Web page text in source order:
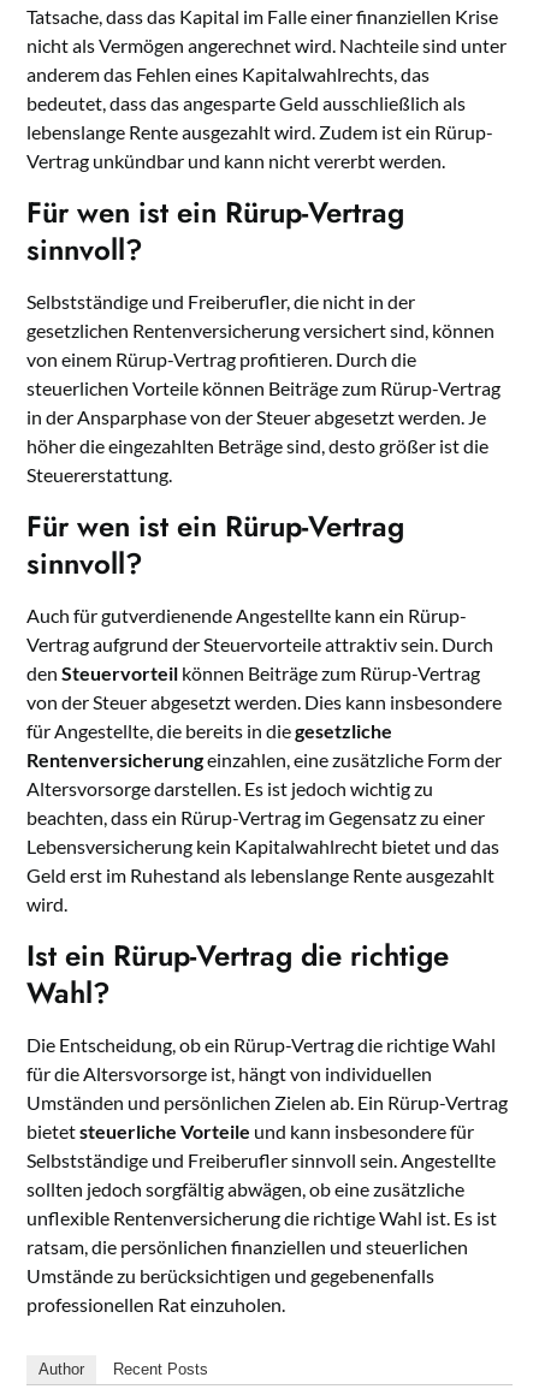
Tatsache, dass das Kapital im Falle einer finanziellen Krise
nicht als Vermögen angerechnet wird. Nachteile sind unter
anderem das Fehlen eines Kapitalwahlrechts, das
bedeutet, dass das angesparte Geld ausschließlich als
lebenslange Rente ausgezahlt wird. Zudem ist ein Rürup-
Vertrag unkündbar und kann nicht vererbt werden.
Für wen ist ein Rürup-Vertrag
sinnvoll?
Selbstständige und Freiberufler, die nicht in der
gesetzlichen Rentenversicherung versichert sind, können
von einem Rürup-Vertrag profitieren. Durch die
steuerlichen Vorteile können Beiträge zum Rürup-Vertrag
in der Ansparphase von der Steuer abgesetzt werden. Je
höher die eingezahlten Beträge sind, desto größer ist die
Steuererstattung.
Für wen ist ein Rürup-Vertrag
sinnvoll?
Auch für gutverdienende Angestellte kann ein Rürup-
Vertrag aufgrund der Steuervorteile attraktiv sein. Durch
denSteuervorteil können Beiträge zum Rürup-Vertrag
von der Steuer abgesetzt werden. Dies kann insbesondere
für Angestellte, die bereits in diegesetzliche
Rentenversicherungeinzahlen, eine zusätzliche Form der
Altersvorsorge darstellen. Es ist jedoch wichtig zu
beachten, dass ein Rürup-Vertrag im Gegensatz zu einer
Lebensversicherung kein Kapitalwahlrecht bietet und das
Geld erst im Ruhestand als lebenslange Rente ausgezahlt
wird.
Ist ein Rürup-Vertrag die richtige
Wahl?
Die Entscheidung, ob ein Rürup-Vertrag die richtige Wahl
für die Altersvorsorge ist, hängt von individuellen
Umständen und persönlichen Zielen ab. Ein Rürup-Vertrag
bietetsteuerliche Vorteile und kann insbesondere für
Selbstständige und Freiberufler sinnvoll sein. Angestellte
sollten jedoch sorgfältig abwägen, ob eine zusätzliche
unflexible Rentenversicherung die richtige Wahl ist. Es ist
ratsam, die persönlichen finanziellen und steuerlichen
Umstände zu berücksichtigen und gegebenenfalls
professionellen Rat einzuholen.
Author Recent Posts